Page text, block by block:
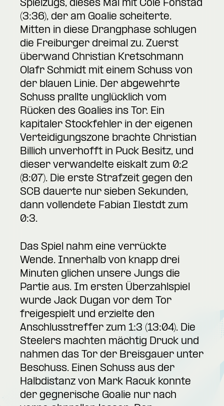
Spielzugs, dieses Mal mit Cole Fonstad
(3:36), der am Goalie scheiterte.
Mitten in diese Drangphase schlugen
die Freiburger dreimal zu. Zuerst
überwand Christian Kretschmann
Olafr Schmidt mit einem Schuss von
der blauen Linie. Der abgewehrte
Schuss prallte unglücklich vom
Rücken des Goalies ins Tor. Ein
kapitaler Stockfehler in der eigenen
Verteidigungszone brachte Christian
Billich unverhofft in Puck Besitz, und
dieser verwandelte eiskalt zum 0:2
(8:07). Die erste Strafzeit gegen den
SCB dauerte nur sieben Sekunden,
dann vollendete Fabian Ilestdt zum
0:3.
Das Spiel nahm eine verrückte
Wende. Innerhalb von knapp drei
Minuten glichen unsere Jungs die
Partie aus. Im ersten Überzahlspiel
wurde Jack Dugan vor dem Tor
freigespielt und erzielte den
Anschlusstreffer zum 1:3 (13:04). Die
Steelers machten mächtig Druck und
nahmen das Tor der Breisgauer unter
Beschuss. Einen Schuss aus der
Halbdistanz von Mark Racuk konnte
der gegnerische Goalie nur nach